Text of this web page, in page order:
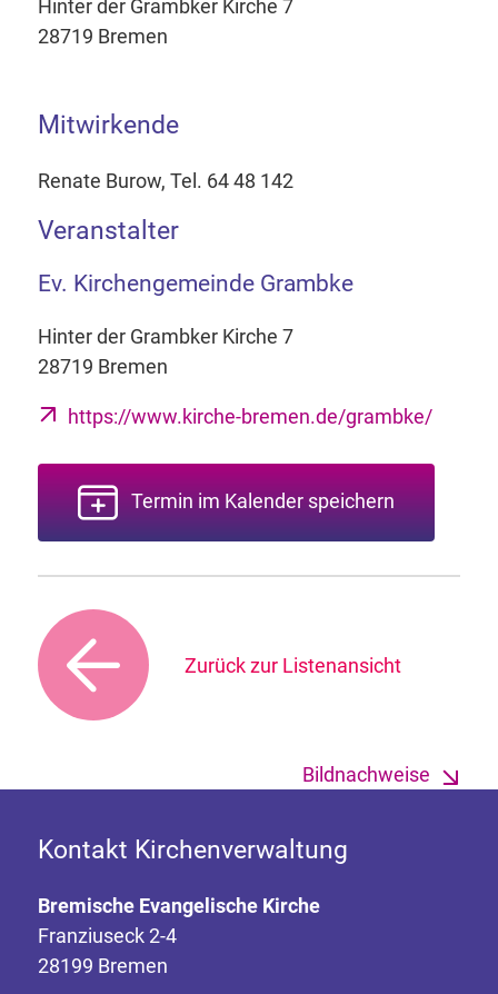
Hinter der Grambker Kirche 7
28719 Bremen
Mitwirkende
Renate Burow, Tel. 64 48 142
Veranstalter
Ev. Kirchengemeinde Grambke
Hinter der Grambker Kirche 7
28719 Bremen
https://www.kirche-bremen.de/grambke/
Termin im Kalender speichern
Zurück zur Listenansicht
Bildnachweise
Kontakt Kirchenverwaltung
Bremische Evangelische Kirche
Franziuseck 2-4
28199 Bremen